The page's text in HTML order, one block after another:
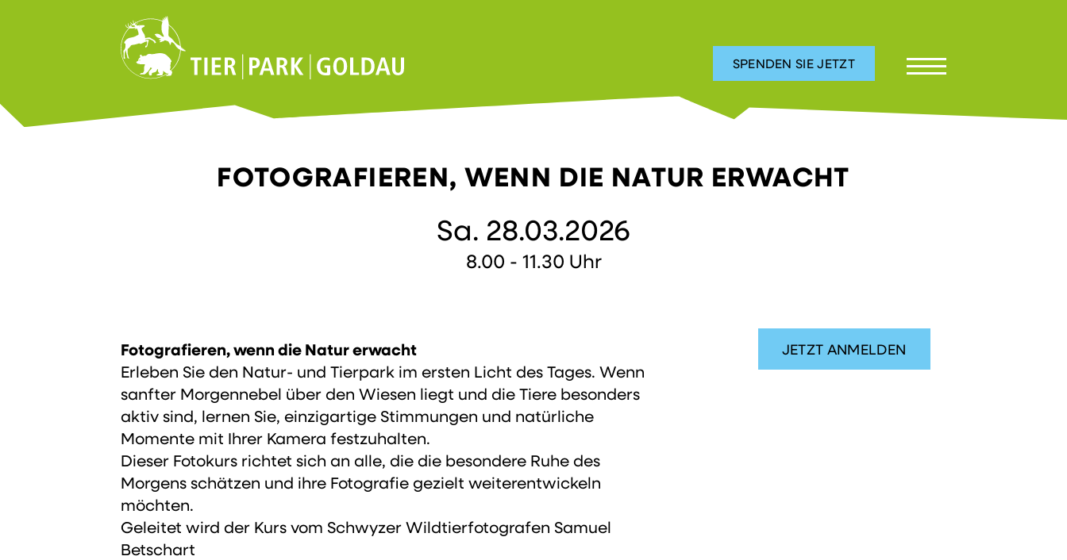
SPENDEN SIE JETZT
FOTOGRAFIEREN, WENN DIE NATUR ERWACHT
Sa. 28.03.2026
8.00 - 11.30 Uhr
Fotografieren, wenn die Natur erwacht
Erleben Sie den Natur- und Tierpark im ersten Licht des Tages. Wenn
sanfter Morgennebel über den Wiesen liegt und die Tiere besonders
aktiv sind, lernen Sie, einzigartige Stimmungen und natürliche
Momente mit Ihrer Kamera festzuhalten.
Dieser Fotokurs richtet sich an alle, die die besondere Ruhe des
Morgens schätzen und ihre Fotografie gezielt weiterentwickeln
möchten.
Geleitet wird der Kurs vom Schwyzer Wildtierfotografen Samuel
Betschart
JETZT ANMELDEN